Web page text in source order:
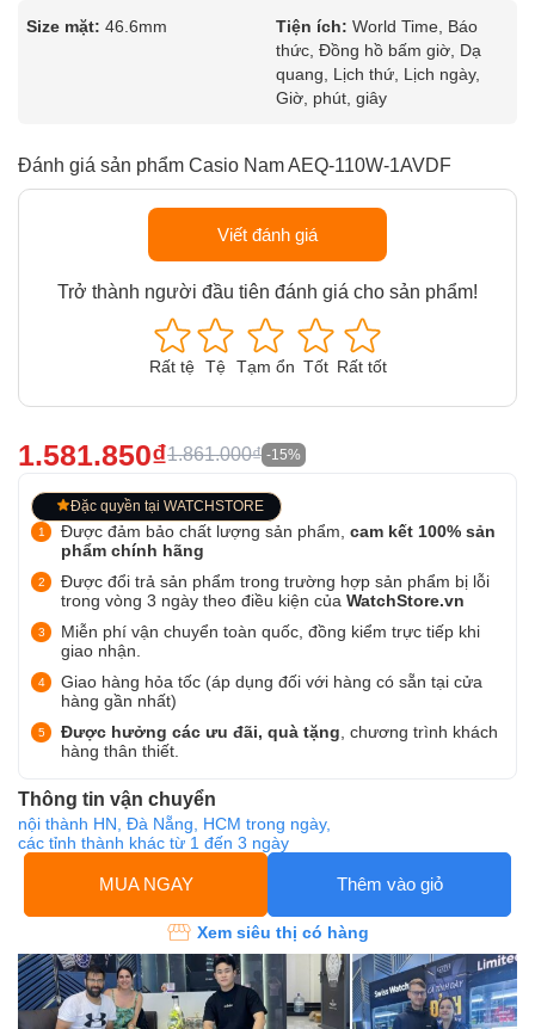
Size mặt: 46.6mm Tiện ích: World Time, Báo
thức, Đồng hồ bấm giờ, Dạ
quang, Lịch thứ, Lịch ngày,
Giờ, phút, giây
Đánh giá sản phẩm Casio Nam AEQ-110W-1AVDF
Viết đánh giá
Trở thành người đầu tiên đánh giá cho sản phẩm!
Rất tệ Tệ Tạm ổn Tốt Rất tốt
1.581.850₫1.861.000₫ -15%
Đặc quyền tại WATCHSTORE
Được đảm bảo chất lượng sản phẩm, cam kết 100% sản
phẩm chính hãng
Được đổi trả sản phẩm trong trường hợp sản phẩm bị lỗi
trong vòng 3 ngày theo điều kiện của WatchStore.vn
Miễn phí vận chuyển toàn quốc, đồng kiểm trực tiếp khi
giao nhận.
Giao hàng hỏa tốc (áp dụng đối với hàng có sẵn tại cửa
hàng gần nhất)
Được hưởng các ưu đãi, quà tặng , chương trình khách
hàng thân thiết.
Thông tin vận chuyển
nội thành HN, Đà Nẵng, HCM trong ngày,
các tỉnh thành khác từ 1 đến 3 ngày
MUA NGAY Thêm vào giỏ
Xem siêu thị có hàng